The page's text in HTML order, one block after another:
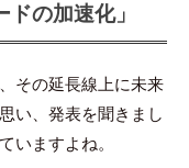
の加速化」
その延長線上に未来
い、発表を聞きまし
いますよね。